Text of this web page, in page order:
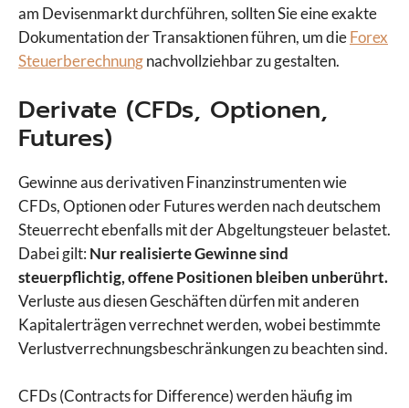
am Devisenmarkt durchführen, sollten Sie eine exakte
Dokumentation der Transaktionen führen, um dieForex
Steuerberechnungnachvollziehbar zu gestalten.
Derivate (CFDs, Optionen,
Futures)
Gewinne aus derivativen Finanzinstrumenten wie
CFDs, Optionen oder Futures werden nach deutschem
Steuerrecht ebenfalls mit der Abgeltungsteuer belastet.
Dabei gilt: Nur realisierte Gewinne sind
steuerpflichtig, offene Positionen bleiben unberührt.
Verluste aus diesen Geschäften dürfen mit anderen
Kapitalerträgen verrechnet werden, wobei bestimmte
Verlustverrechnungsbeschränkungen zu beachten sind.
CFDs (Contracts for Difference) werden häufig im